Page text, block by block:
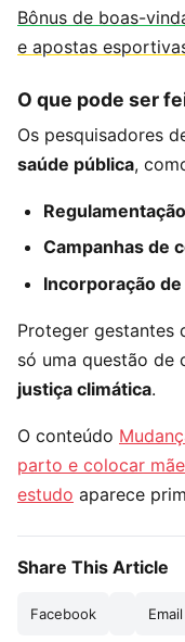
Bônus de boas-
e apostas
O que pode ser
Os pesquisadores
saúde pública,
Campanhas de
Incorporação
Proteger gestantes
só uma questão de
justiça climática.
O conteúdo
parto e colocar
estudo aparece
Share This Article
Facebook Email